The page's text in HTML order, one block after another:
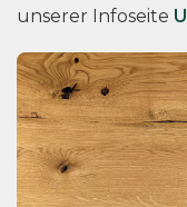
unserer Infoseite